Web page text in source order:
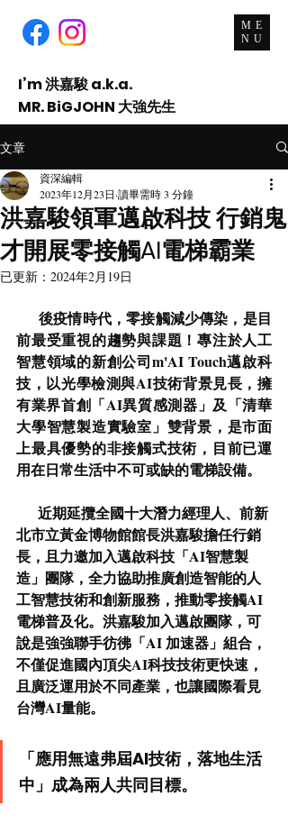
ME
NU
I’m 洪嘉駿 a.k.a.
MR. BiGJOHN 大強先生
文章
洪嘉駿領軍邁啟科技 行銷鬼
才開展零接觸AI電梯霸業
資深編輯
2023年12月23日 讀畢需時 3 分鐘
已更新： 2024年2月19日
後疫情時代，零接觸減少傳染，是目
前最受重視的趨勢與課題！專注於人工
智慧領域的新創公司m'AI Touch邁啟科
技，以光學檢測與AI技術背景見長，擁
有業界首創「AI異質感測器」及「清華
大學智慧製造實驗室」雙背景，是市面
上最具優勢的非接觸式技術，目前已運
用在日常生活中不可或缺的電梯設備。
北市立黃金博物館館長洪嘉駿擔任行銷
長，且力邀加入邁啟科技「AI智慧製
造」團隊，全力協助推廣創造智能的人
工智慧技術和創新服務，推動零接觸AI
電梯普及化。洪嘉駿加入邁啟團隊，可
說是強強聯手彷彿「AI 加速器」組合，
不僅促進國內頂尖AI科技技術更快速，
且廣泛運用於不同產業，也讓國際看見
台灣AI量能。
「應用無遠弗屆AI技術，落地生活
中」成為兩人共同目標。